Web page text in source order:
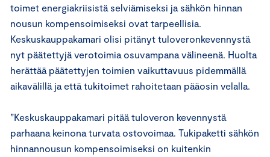
toimet energiakriisistä selviämiseksi ja sähkön hinnan
nousun kompensoimiseksi ovat tarpeellisia.
Keskuskauppakamari olisi pitänyt tuloveronkevennystä
nyt päätettyjä verotoimia osuvampana välineenä. Huolta
herättää päätettyjen toimien vaikuttavuus pidemmällä
aikavälillä ja että tukitoimet rahoitetaan pääosin velalla.
”Keskuskauppakamari pitää tuloveron kevennystä
parhaana keinona turvata ostovoimaa. Tukipaketti sähkön
hinnannousun kompensoimiseksi on kuitenkin